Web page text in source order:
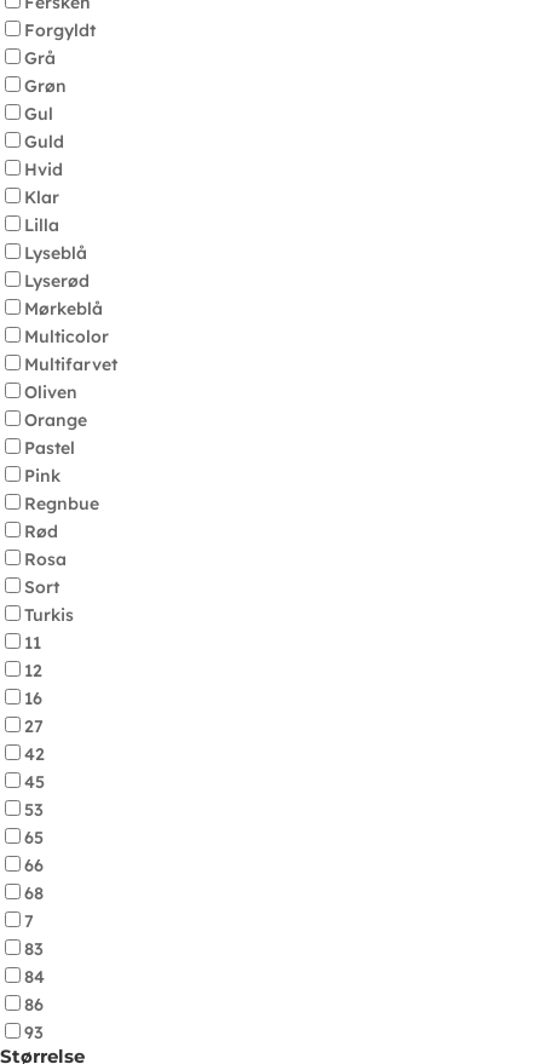
Forgyldt
Grå
Grøn
Gul
Guld
Hvid
Klar
Lilla
Lyseblå
Lyserød
Mørkeblå
Multicolor
Multifarvet
Oliven
Orange
Pastel
Pink
Regnbue
Rød
Rosa
Sort
Turkis
11
12
16
27
42
45
53
65
66
68
7
83
84
86
93
Størrelse